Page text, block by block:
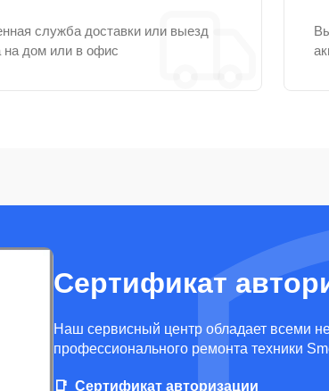
служба доставки или выезд
на дом или в офис
Сертификат
Наш сервисный центр обладает всеми
профессионального ремонта техники
Сертификат авторизации